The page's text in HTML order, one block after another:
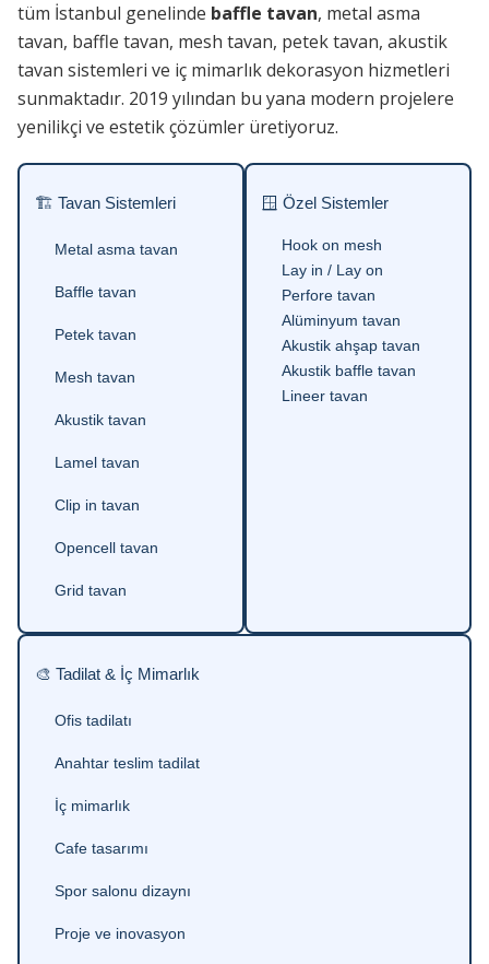
tüm İstanbul genelinde baffle tavan, metal asma
tavan, baffle tavan, mesh tavan, petek tavan, akustik
tavan sistemleri ve iç mimarlık dekorasyon hizmetleri
sunmaktadır. 2019 yılından bu yana modern projelere
yenilikçi ve estetik çözümler üretiyoruz.
🏗 Tavan Sistemleri
Metal asma tavan
Baffle tavan
Petek tavan
Mesh tavan
Akustik tavan
Lamel tavan
Clip in tavan
Opencell tavan
Grid tavan
🪟 Özel Sistemler
Hook on mesh
Lay in / Lay on
Perfore tavan
Alüminyum tavan
Akustik ahşap tavan
Akustik baffle tavan
Lineer tavan
🎨 Tadilat & İç Mimarlık
Ofis tadilatı
Anahtar teslim tadilat
İç mimarlık
Cafe tasarımı
Spor salonu dizaynı
Proje ve inovasyon